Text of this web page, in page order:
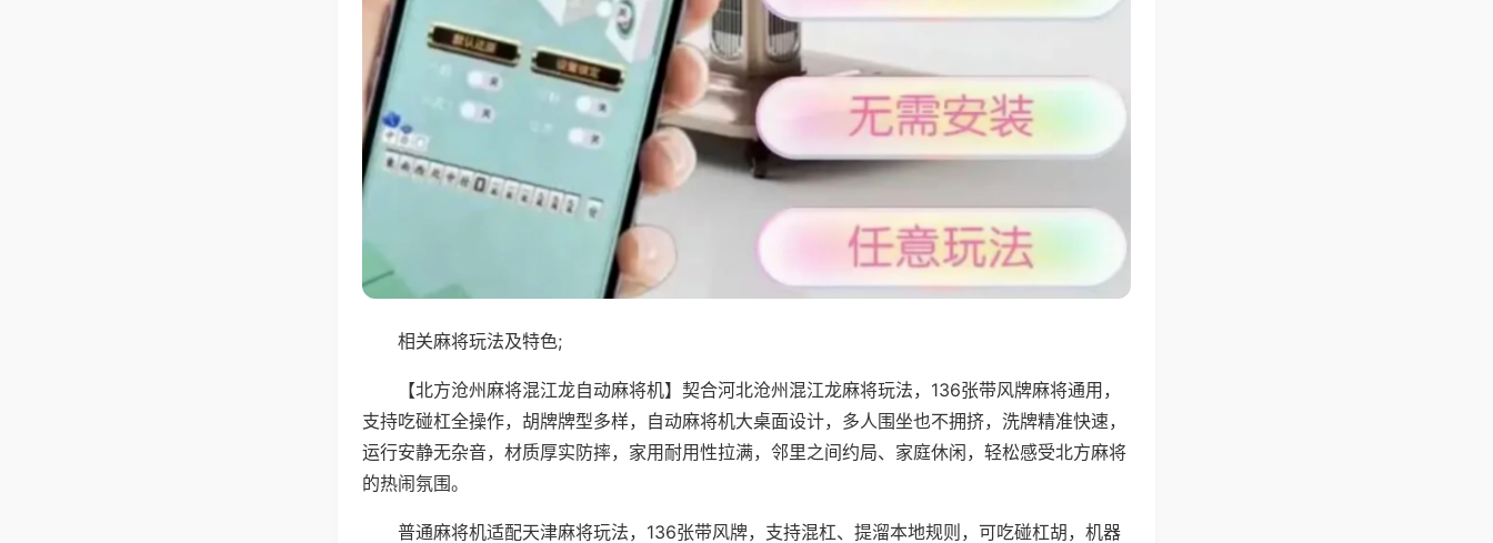
相关麻将玩法及特色;
【北方沧州麻将混江龙自动麻将机】契合河北沧州混江龙麻将玩法，136张带风牌麻将通用，
支持吃碰杠全操作，胡牌牌型多样，自动麻将机大桌面设计，多人围坐也不拥挤，洗牌精准快速，
运行安静无杂音，材质厚实防摔，家用耐用性拉满，邻里之间约局、家庭休闲，轻松感受北方麻将
的热闹氛围。
普通麻将机适配天津麻将玩法，136张带风牌，支持混杠、提溜本地规则，可吃碰杠胡，机器